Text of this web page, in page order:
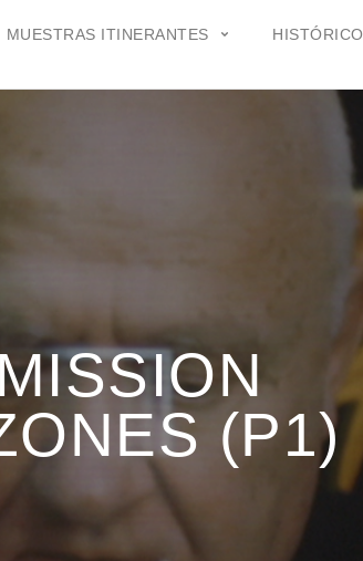
MUESTRAS ITINERANTES HISTÓRICO
(P1)